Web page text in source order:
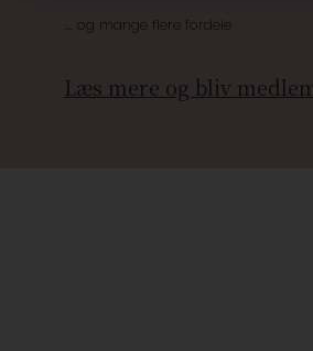
.... og mange flere fordele
Læs mere og bliv